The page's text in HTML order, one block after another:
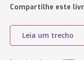
Compartilhe este
Leia um trecho